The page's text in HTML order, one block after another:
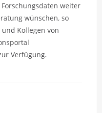
weiter
wünschen, so
Kollegen von
Verfügung.